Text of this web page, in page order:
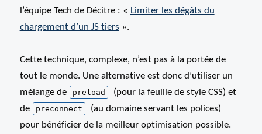
l’équipe Tech de Décitre : « Limiter les dégâts du
chargement d’un JS tiers ».
Cette technique, complexe, n’est pas à la portée de
tout le monde. Une alternative est donc d’utiliser un
mélange de
preload
(pour la feuille de style CSS) et
de
preconnect
(au domaine servant les polices)
pour bénéficier de la meilleur optimisation possible.